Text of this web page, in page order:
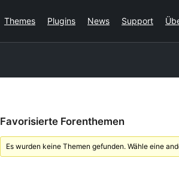
Themes Plugins News Support
Favorisierte Forenthemen
Es wurden keine Themen gefunden. Wähle eine